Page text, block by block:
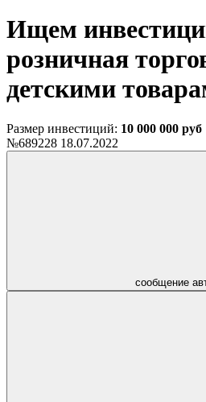
Ищем
розничная
детскими
Размер инвестиций: 10 000 000 руб
№689228 18.07.2022
сообщение